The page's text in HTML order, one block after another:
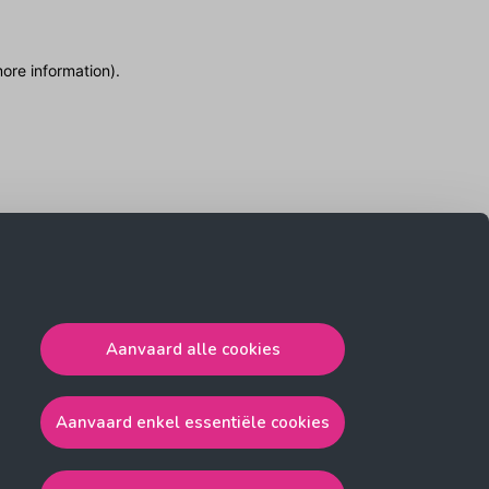
Aanvaard alle cookies
Aanvaard enkel essentiële cookies
information).